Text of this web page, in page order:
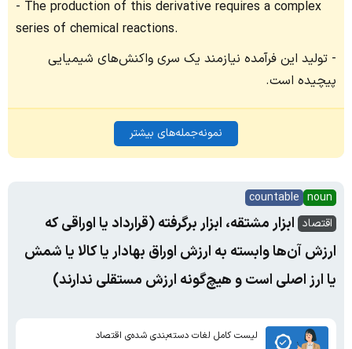
The production of this derivative requires a complex
series of chemical reactions.
تولید این فرآمده نیازمند یک سری واکنش‌های شیمیایی
پیچیده است.
نمونه‌جمله‌های بیشتر
noun
countable
اقتصاد ابزار مشتقه، ابزار برگرفته (قرارداد یا اوراقی که
ارزش آن‌ها وابسته به ارزش اوراق بهادار یا کالا یا شمش
یا ارز اصلی است و هیچ‌گونه ارزش مستقلی ندارند)
لیست کامل لغات دسته‌بندی شده‌ی اقتصاد